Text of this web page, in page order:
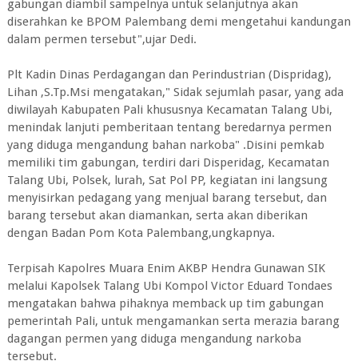
gabungan diambil sampelnya untuk selanjutnya akan
diserahkan ke BPOM Palembang demi mengetahui kandungan
dalam permen tersebut",ujar Dedi.
Plt Kadin Dinas Perdagangan dan Perindustrian (Dispridag),
Lihan ,S.Tp.Msi mengatakan," Sidak sejumlah pasar, yang ada
diwilayah Kabupaten Pali khususnya Kecamatan Talang Ubi,
menindak lanjuti pemberitaan tentang beredarnya permen
yang diduga mengandung bahan narkoba" .Disini pemkab
memiliki tim gabungan, terdiri dari Disperidag, Kecamatan
Talang Ubi, Polsek, lurah, Sat Pol PP, kegiatan ini langsung
menyisirkan pedagang yang menjual barang tersebut, dan
barang tersebut akan diamankan, serta akan diberikan
dengan Badan Pom Kota Palembang,ungkapnya.
Terpisah Kapolres Muara Enim AKBP Hendra Gunawan SIK
melalui Kapolsek Talang Ubi Kompol Victor Eduard Tondaes
mengatakan bahwa pihaknya memback up tim gabungan
pemerintah Pali, untuk mengamankan serta merazia barang
dagangan permen yang diduga mengandung narkoba
tersebut.